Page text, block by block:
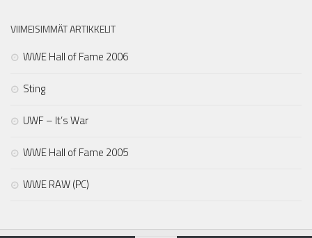
VIIMEISIMMÄT ARTIKKELIT
WWE Hall of Fame 2006
Sting
UWF – It’s War
WWE Hall of Fame 2005
WWE RAW (PC)